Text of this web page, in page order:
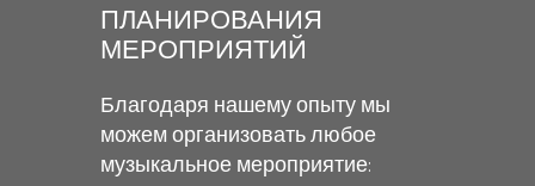
ПЛАНИРОВАНИЯ
МЕРОПРИЯТИЙ
Благодаря нашему опыту мы
можем организовать любое
музыкальное мероприятие: